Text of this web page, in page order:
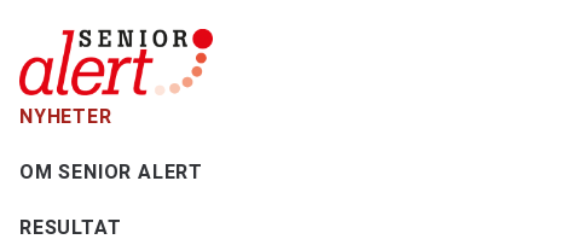
NYHETER
OM SENIOR ALERT
RESULTAT